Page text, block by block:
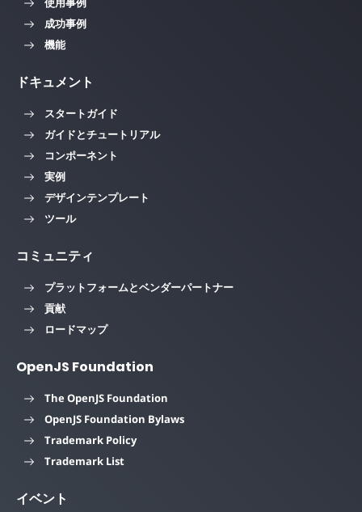
成功事例
機能
ドキュメント
スタートガイド
ガイドとチュートリアル
コンポーネント
実例
デザインテンプレート
ツール
コミュニティ
プラットフォームとベンダーパートナー
貢献
ロードマップ
OpenJS Foundation
The OpenJS Foundation
OpenJS Foundation Bylaws
Trademark Policy
Trademark List
イベント